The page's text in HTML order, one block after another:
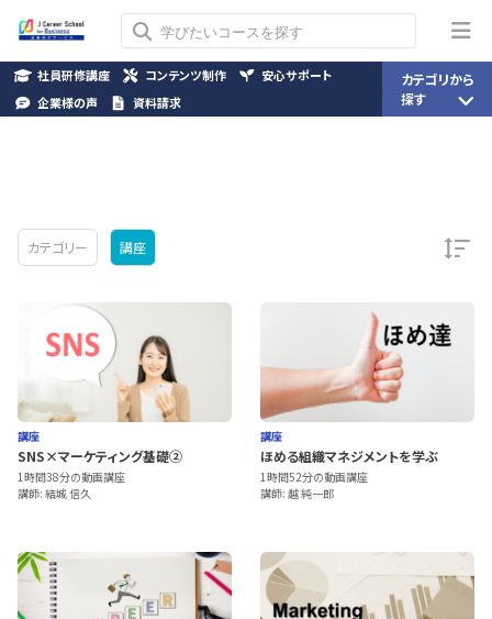
カテゴリー 講座
講座
SNS×マーケティング基礎②
1時間38分の動画講座
講師: 結城 信久
講座
ほめる組織マネジメントを学ぶ
1時間52分の動画講座
講師: 越 純一郎
社員研修講座 コンテンツ制作
安心サポート
企業様の声
資料請求
カテゴリから
探す